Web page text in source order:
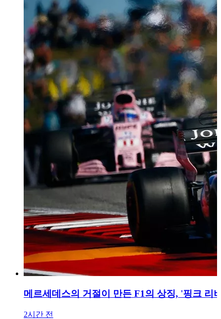
메르세데스의 거절이 만든 F1의 상징, '핑크 리
2시간 전